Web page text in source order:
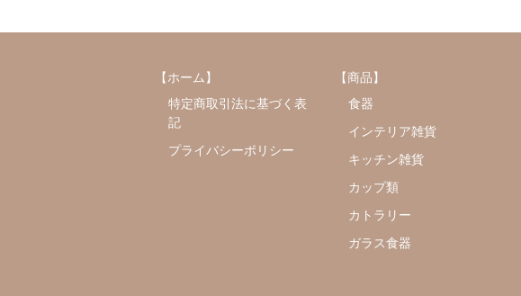
【ホーム】
特定商取引法に基づく表
記
プライバシーポリシー
【商品】
食器
インテリア雑貨
キッチン雑貨
カップ類
カトラリー
ガラス食器